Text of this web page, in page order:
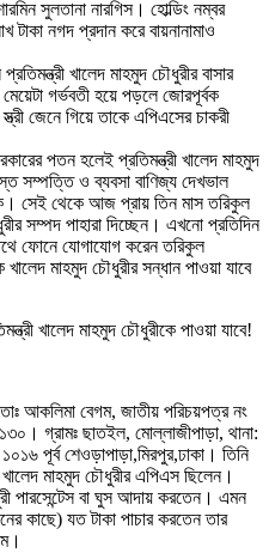
সুলতানা নারগিস। হোল্ডিং নম্বর
টাকা নগদ প্রদান করে বায়নানামাও
খালেদ মাহমুদ চৌধুরীর বাসার
গর্ভবতী হয়ে পড়লে জোরপূর্বক
জেনে গিয়ে তাকে এপিএসের চাকরী
পতন হলেই প্রতিমন্ত্রী খালেদ মাহমুদ
সম্পত্তি ও ব্যবসা বাণিজ্য দেখভাল
সেই থেকে আজ প্রায় তিন মাস তরিকুল
সম্পদ পাহারা দিচ্ছেন। এখনো প্রতিদিন
ফোনে যোগাযোগ করেন তরিকুল
মাহমুদ চৌধুরীর সন্ধান পাওয়া যাবে
খালেদ মাহমুদ চৌধুরীকে পাওয়া যাবে!
আকলিমা বেগম, জাতীয় পরিচয়পত্র নং
গ্রামঃ ছাতইল, মোল্লাজীপাড়া, থানা:
পূর্ব শেওড়াপাড়া,মিরপুর,ঢাকা। তিনি
খালেদ মাহমুদ চৌধুরীর এপিএস ছিলেন।
পারসেন্টেস বা ঘুস আদায় করতেন। এমন
কাছে) যত টাকা পাচার করতেন তার